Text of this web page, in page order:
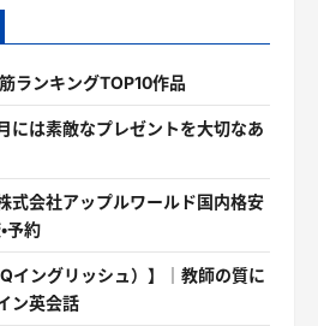
ランキングTOP10作品
には素敵なプレゼントを大切なあ
式会社アップルワールド国内格安
予約
イングリッシュ）】｜教師の質に
ン英会話